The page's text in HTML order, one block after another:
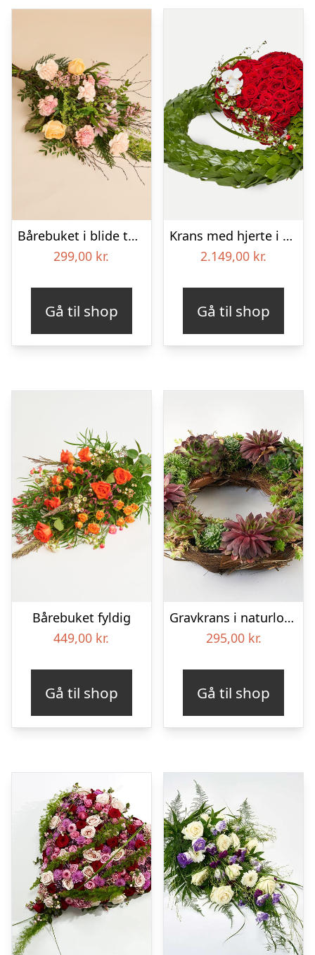
Bårebuket i blide toner
299,00 kr.
Gå til shop
Krans med hjerte i klassisk stil – rød og hvid
2.149,00 kr.
Gå til shop
Bårebuket fyldig
449,00 kr.
Gå til shop
Gravkrans i naturlook – Blomster til begravelse
295,00 kr.
Gå til shop